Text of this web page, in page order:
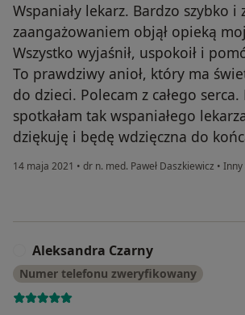
Wspaniały lekarz. Bardzo szybko i
zaangażowaniem objął opieką
Wszystko wyjaśnił, uspokoił i
To prawdziwy anioł, który ma
do dzieci. Polecam z całego
spotkałam tak wspaniałego
dziękuję i będę wdzięczna do
14 maja 2021 • dr n. med. Paweł Daszkiewicz • Inny
Aleksandra Czarny
Numer telefonu zweryfikowany